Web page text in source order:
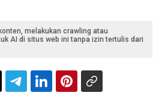
melakukan crawling atau
AI di situs web ini tanpa izin tertulis dari